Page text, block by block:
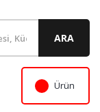
ARA
Ürün